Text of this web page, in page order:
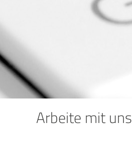
Arbeite mit uns